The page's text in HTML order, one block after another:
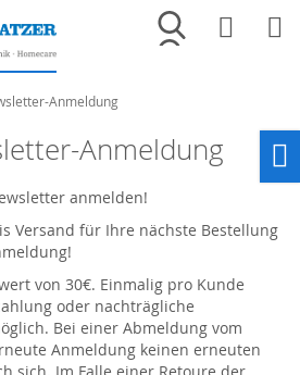
Merkliste
Anmeldung
Anmeldung
anmelden!
Versand für Ihre nächste Bestellung
von 30€. Einmalig pro Kunde
oder nachträgliche
Bei einer Abmeldung vom
Anmeldung keinen erneuten